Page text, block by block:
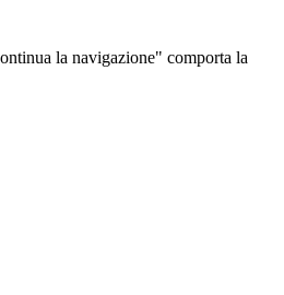
la navigazione" comporta la